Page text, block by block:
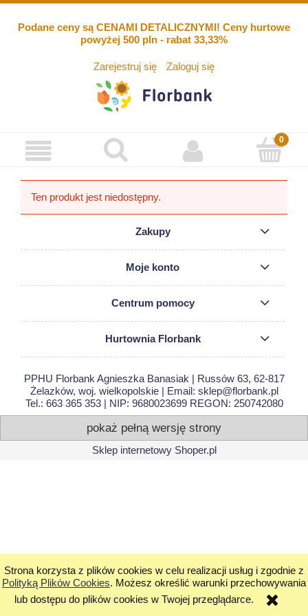
Strona korzysta z plików cookies w celu realizacji usług i zgodnie z
Polityką Plików Cookies. Możesz określić warunki przechowywania
lub dostępu do plików cookies w Twojej przeglądarce.
Podane ceny są CENAMI DETALICZNYMI! Ceny hurtowe
powyżej 500 pln - rabat 33,33%
Zarejestruj się Zaloguj się
Ten produkt jest niedostępny.
Zakupy
Moje konto
Centrum pomocy
Hurtownia Florbank
PPHU Florbank Agnieszka Banasiak | Russów 63, 62-817
Żelazków, woj. wielkopolskie | Email: sklep@florbank.pl
Tel.: 663 365 353 | NIP: 9680023699 REGON: 250742080
pokaż pełną wersję strony
Sklep internetowy Shoper.pl